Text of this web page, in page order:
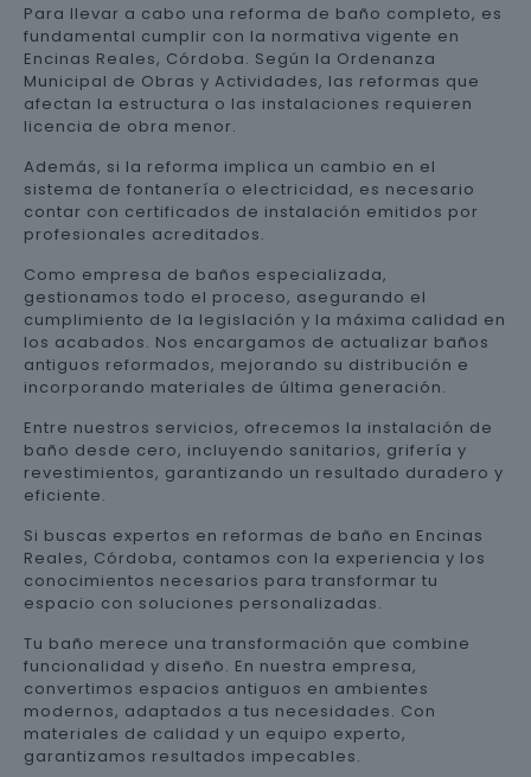
Para llevar a cabo una reforma de baño completo, es
fundamental cumplir con la normativa vigente en
Encinas Reales, Córdoba. Según la Ordenanza
Municipal de Obras y Actividades, las reformas que
afectan la estructura o las instalaciones requieren
licencia de obra menor.
Además, si la reforma implica un cambio en el
sistema de fontanería o electricidad, es necesario
contar con certificados de instalación emitidos por
profesionales acreditados.
Como empresa de baños especializada,
gestionamos todo el proceso, asegurando el
cumplimiento de la legislación y la máxima calidad en
los acabados. Nos encargamos de actualizar baños
antiguos reformados, mejorando su distribución e
incorporando materiales de última generación.
Entre nuestros servicios, ofrecemos la instalación de
baño desde cero, incluyendo sanitarios, grifería y
revestimientos, garantizando un resultado duradero y
eficiente.
Si buscas expertos en reformas de baño en Encinas
Reales, Córdoba, contamos con la experiencia y los
conocimientos necesarios para transformar tu
espacio con soluciones personalizadas.
Tu baño merece una transformación que combine
funcionalidad y diseño. En nuestra empresa,
convertimos espacios antiguos en ambientes
modernos, adaptados a tus necesidades. Con
materiales de calidad y un equipo experto,
garantizamos resultados impecables.